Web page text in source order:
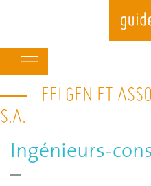
navigation
FELGEN ET
S.A.
Ingénieurs-